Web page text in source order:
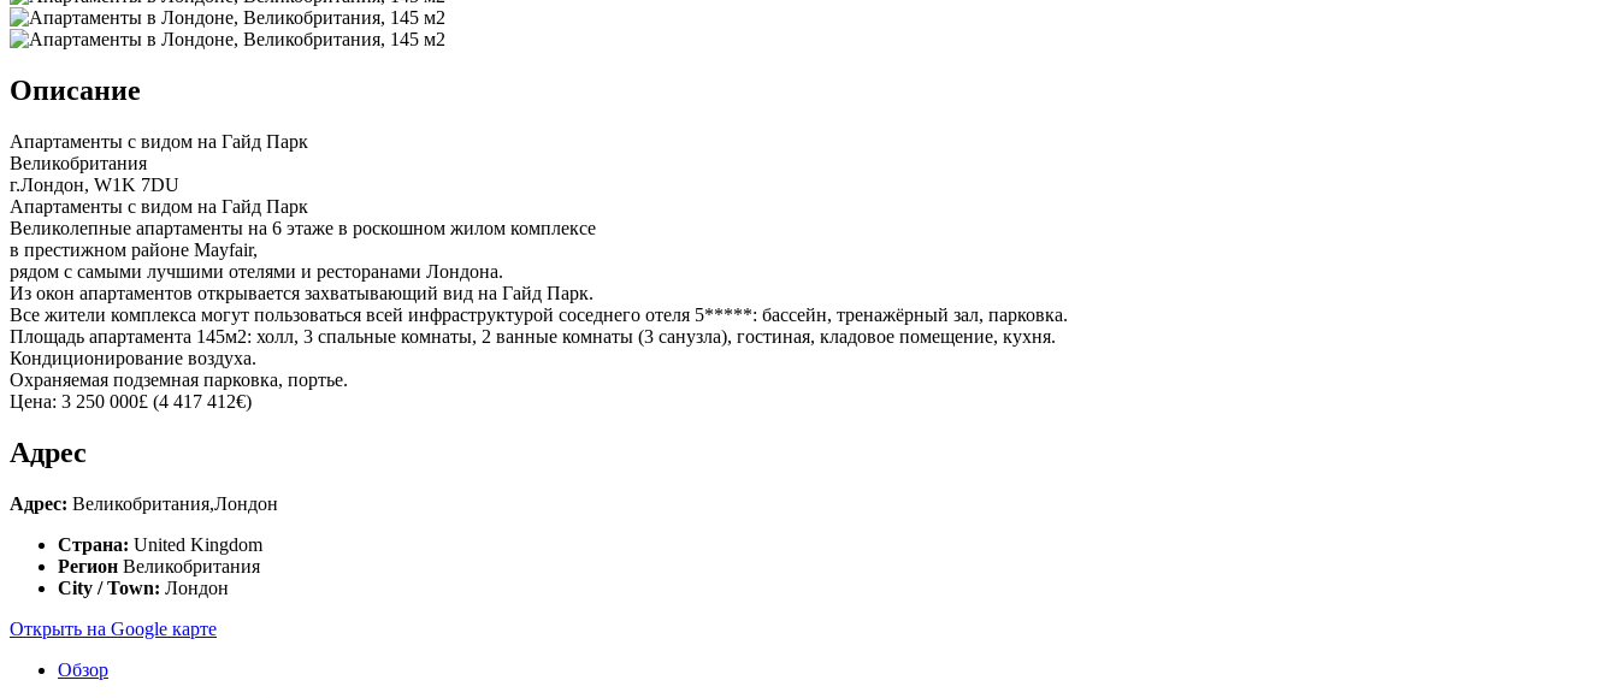
Описание
Апартаменты с видом на Гайд Парк
Великобритания
г.Лондон, W1K 7DU
Апартаменты с видом на Гайд Парк
Великолепные апартаменты на 6 этаже в роскошном жилом комплексе
в престижном районе Mayfair,
рядом с самыми лучшими отелями и ресторанами Лондона.
Из окон апартаментов открывается захватывающий вид на Гайд Парк.
Все жители комплекса могут пользоваться всей инфраструктурой соседнего отеля 5*****: бассейн, тренажёрный зал, парковка.
Площадь апартамента 145м2: холл, 3 спальные комнаты, 2 ванные комнаты (3 санузла), гостиная, кладовое помещение, кухня.
Кондиционирование воздуха.
Охраняемая подземная парковка, портье.
Цена: 3 250 000£ (4 417 412€)
Адрес
Адрес: Великобритания,Лондон
Страна: United Kingdom
Регион Великобритания
City / Town: Лондон
Открыть на Google карте
Обзор